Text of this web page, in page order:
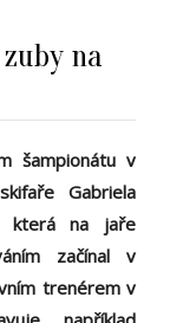
na
šampionátu v
Gabriela
která na jaře
začínal v
trenérem v